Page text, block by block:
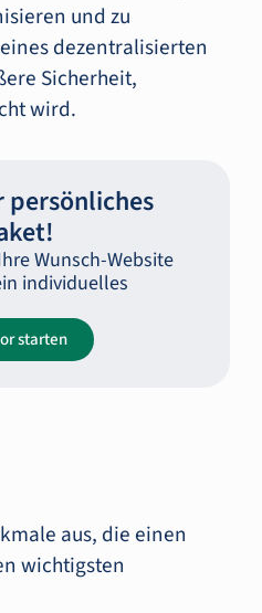
und zu
dezentralisierten
Sicherheit,
wird.
persönliches
Wunsch-Website
individuelles
starten
aus, die einen
wichtigsten